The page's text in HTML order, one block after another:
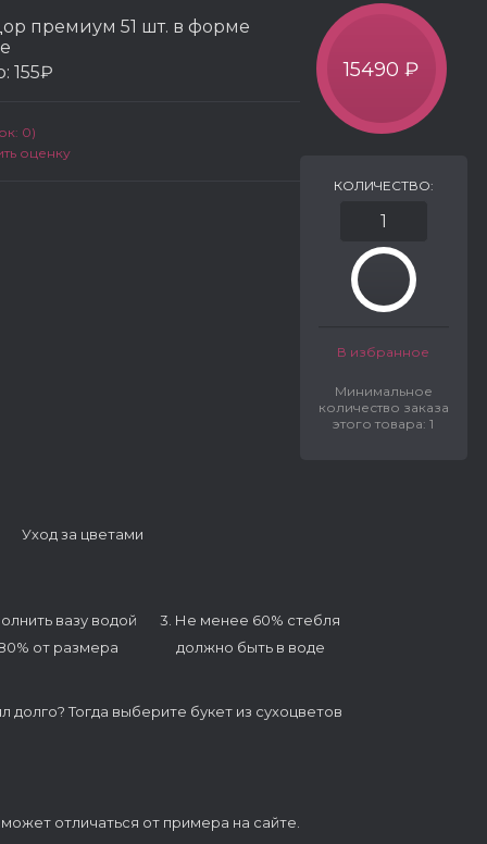
премиум 51 шт. в форме
155₽
0)
оценку
15490 ₽
КОЛИЧЕСТВО:
В избранное
Минимальное
количество заказа
этого товара: 1
Уход за цветами
вазу водой
от размера
3. Не менее 60% стебля
должно быть в воде
долго? Тогда выберите букет из сухоцветов
отличаться от примера на сайте.